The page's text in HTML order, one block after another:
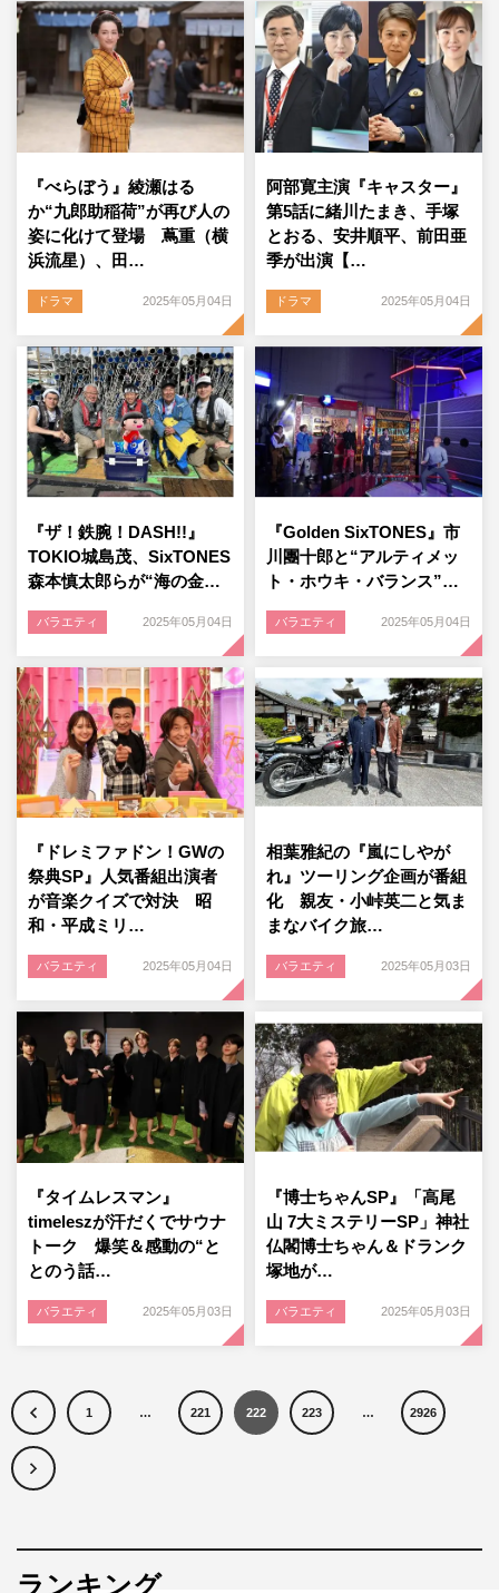
『べらぼう』綾瀬はる
か“九郎助稲荷”が再び人の
姿に化けて登場 蔦重（横
浜流星）、田…
ドラマ 2025年05月04日
阿部寛主演『キャスター』
第5話に緒川たまき、手塚
とおる、安井順平、前田亜
季が出演【…
ドラマ 2025年05月04日
『ザ！鉄腕！DASH!!』
TOKIO城島茂、SixTONES
森本慎太郎らが“海の金…
バラエティ 2025年05月04日
『Golden SixTONES』市
川團十郎と“アルティメッ
ト・ホウキ・バランス”…
バラエティ 2025年05月04日
『ドレミファドン！GWの
祭典SP』人気番組出演者
が音楽クイズで対決 昭
和・平成ミリ…
バラエティ 2025年05月04日
相葉雅紀の『嵐にしやが
れ』ツーリング企画が番組
化 親友・小峠英二と気ま
まなバイク旅…
バラエティ 2025年05月03日
『タイムレスマン』
timeleszが汗だくでサウナ
トーク 爆笑＆感動の“と
とのう話…
バラエティ 2025年05月03日
『博士ちゃんSP』「高尾
山 7大ミステリーSP」神社
仏閣博士ちゃん＆ドランク
塚地が…
バラエティ 2025年05月03日
1 … 221 222 223 … 2926
ランキング